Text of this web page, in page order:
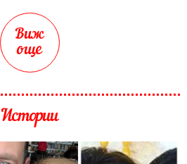
Виж
още
Истории